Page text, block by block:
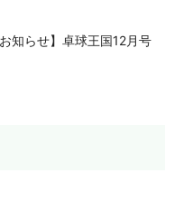
お知らせ】卓球王国12月号